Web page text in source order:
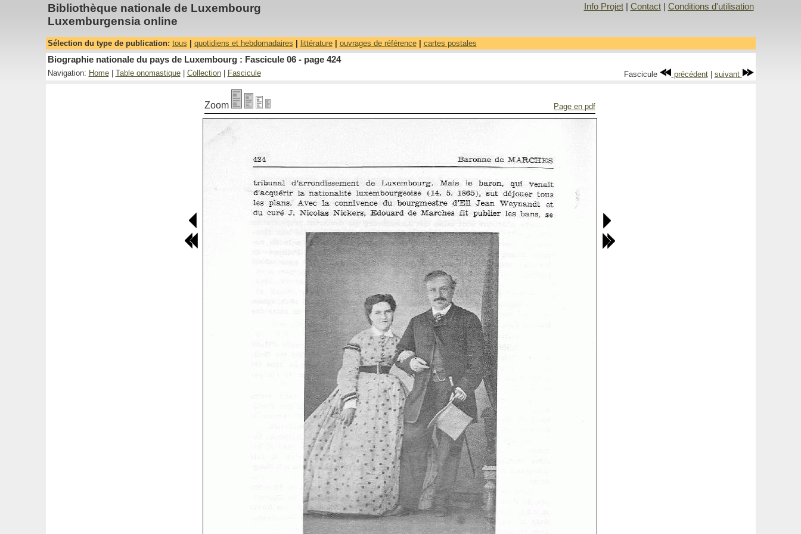
Bibliothèque nationale de Luxembourg
Luxemburgensia online
Info Projet| Contact| Conditions d'utilisation
Sélection du type de publication: tous quotidiens et hebdomadaires littérature| ouvrages de référence| cartes postales
Biographie nationale du pays de Luxembourg : Fascicule 06 - page 424
Navigation: Home| Table onomastique| Collection| Fascicule Fascicule précédent| suivant
Zoom Page en pdf